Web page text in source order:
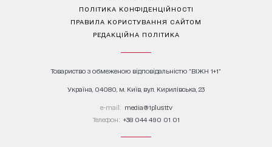
ПОЛІТИКА КОНФІДЕНЦІЙНОСТІ
ПРАВИЛА КОРИСТУВАННЯ САЙТОМ
РЕДАКЦІЙНА ПОЛІТИКА
Товариство з обмеженою відповідальністю "ВІЖН 1+1"
Україна, 04080, м. Київ, вул. Кирилівська, 23
е-mail: media@1plus1.tv
Телефон: +38 044 490 01 01